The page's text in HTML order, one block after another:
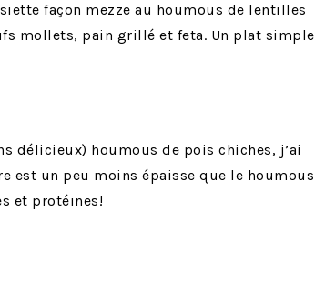
façon mezze au houmous de lentilles
mollets, pain grillé et feta. Un plat simple
délicieux) houmous de pois chiches, j’ai
est un peu moins épaisse que le houmous
et protéines!